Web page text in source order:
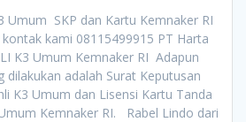
Umum SKP dan Kartu Kemnaker RI
kami 08115499915 PT Harta
K3 Umum Kemnaker RI Adapun
dilakukan adalah Surat Keputusan
K3 Umum dan Lisensi Kartu Tanda
Kemnaker RI. Rabel Lindo dari